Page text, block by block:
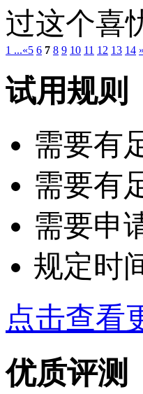
过这个喜
1 ...«5 6 7 8 9 10 11 12 13 14 »
试用规则
需要有
需要有
需要申
规定时
点击查看
优质评测